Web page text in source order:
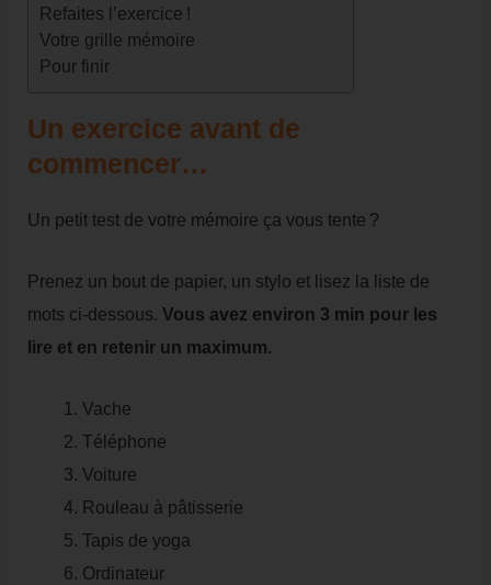
Refaites l’exercice !
Votre grille mémoire
Pour finir
Un exercice avant de
commencer…
Un petit test de votre mémoire ça vous tente ?
Prenez un bout de papier, un stylo et lisez la liste de
mots ci-dessous. Vous avez environ 3 min pour les
lire et en retenir un maximum.
Vache
Téléphone
Voiture
Rouleau à pâtisserie
Tapis de yoga
Ordinateur